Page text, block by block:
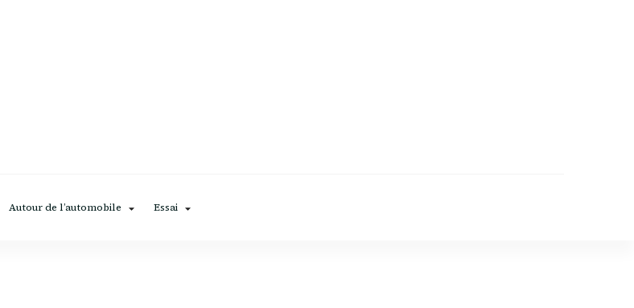
Autour de l’automobile Essai